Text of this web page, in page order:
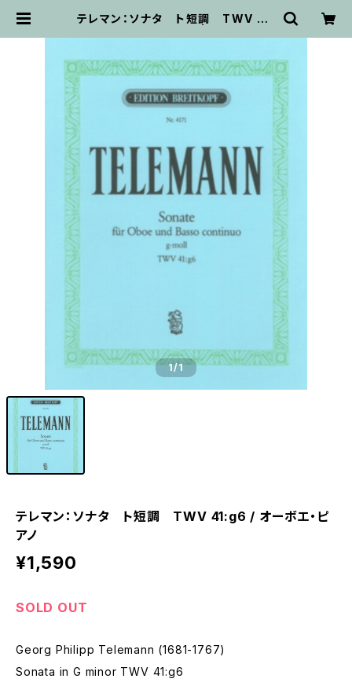
テレマン：ソナタ ト短調 TWV 41:
1/1
テレマン：ソナタ ト短調 TWV 41:g6 / オーボエ・ピ
アノ
¥1,590
SOLD OUT
Georg Philipp Telemann (1681-1767)
Sonata in G minor TWV 41:g6